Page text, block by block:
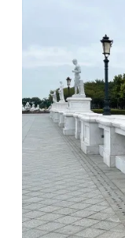
東
市
場
半
日
遊